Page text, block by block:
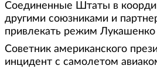
Соединенные Штаты в
другими союзниками и
привлекать режим Лукашенко
Советник американского
инцидент с самолетом